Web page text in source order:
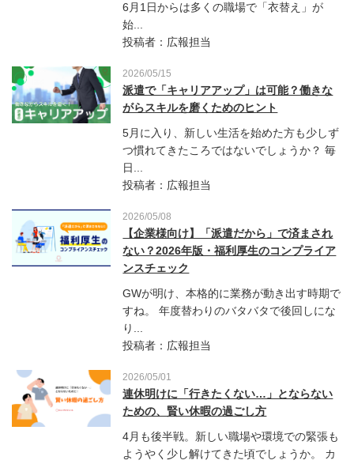
6月1日からは多くの職場で「衣替え」が
始...
投稿者：広報担当
2026/05/15
派遣で「キャリアアップ」は可能？働きな
がらスキルを磨くためのヒント
5月に入り、新しい生活を始めた方も少しず
つ慣れてきたころではないでしょうか？ 毎
日...
投稿者：広報担当
2026/05/08
【企業様向け】「派遣だから」で済まされ
ない？2026年版・福利厚生のコンプライア
ンスチェック
GWが明け、本格的に業務が動き出す時期で
すね。 年度替わりのバタバタで後回しにな
り...
投稿者：広報担当
2026/05/01
連休明けに「行きたくない…」とならない
ための、賢い休暇の過ごし方
4月も後半戦。新しい職場や環境での緊張も
ようやく少し解けてきた頃でしょうか。 カ